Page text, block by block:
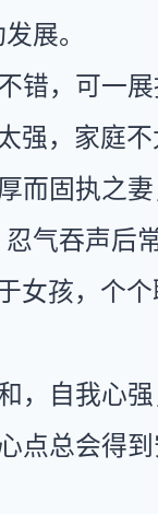
展。
错，可一
强，家庭不
而固执之
气吞声后
女孩，个
，自我心
点总会得